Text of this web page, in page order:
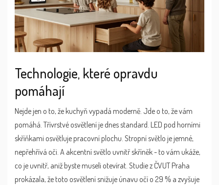
Technologie, které opravdu
pomáhají
Nejde jen o to, že kuchyň vypadá moderně. Jde o to, že vám
pomáhá. Třívrstvé osvětlení je dnes standard. LED pod horními
skříňkami osvětluje pracovní plochu. Stropní světlo je jemné,
nepřehřívá oči. A akcentní světlo uvnitř skříněk - to vám ukáže,
co je uvnitř, aniž byste museli otevírat. Studie z ČVUT Praha
prokázala, že toto osvětlení snižuje únavu očí o 29 % a zvyšuje